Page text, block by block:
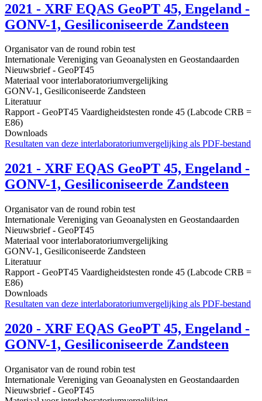
2021 - XRF EQAS GeoPT 45, Engeland -
GONV-1, Gesiliconiseerde Zandsteen
Organisator van de round robin test
Internationale Vereniging van Geoanalysten en Geostandaarden
Nieuwsbrief - GeoPT45
Materiaal voor interlaboratoriumvergelijking
GONV-1, Gesiliconiseerde Zandsteen
Literatuur
Rapport - GeoPT45 Vaardigheidstesten ronde 45 (Labcode CRB =
E86)
Downloads
Resultaten van deze interlaboratoriumvergelijking als PDF-bestand
2021 - XRF EQAS GeoPT 45, Engeland -
GONV-1, Gesiliconiseerde Zandsteen
Organisator van de round robin test
Internationale Vereniging van Geoanalysten en Geostandaarden
Nieuwsbrief - GeoPT45
Materiaal voor interlaboratoriumvergelijking
GONV-1, Gesiliconiseerde Zandsteen
Literatuur
Rapport - GeoPT45 Vaardigheidstesten ronde 45 (Labcode CRB =
E86)
Downloads
Resultaten van deze interlaboratoriumvergelijking als PDF-bestand
2020 - XRF EQAS GeoPT 45, Engeland -
GONV-1, Gesiliconiseerde Zandsteen
Organisator van de round robin test
Internationale Vereniging van Geoanalysten en Geostandaarden
Nieuwsbrief - GeoPT45